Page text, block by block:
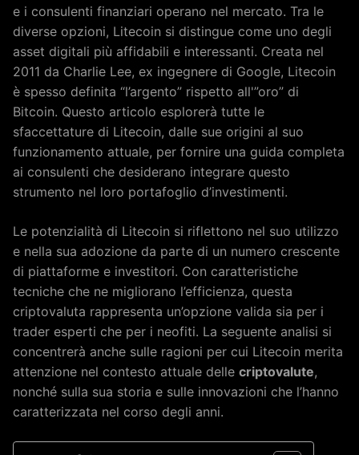
e i consulenti finanziari operano nel mercato. Tra le
diverse opzioni, Litecoin si distingue come uno degli
asset digitali più affidabili e interessanti. Creata nel
2011 da Charlie Lee, ex ingegnere di Google, Litecoin
è spesso definita “l’argento” rispetto all'”oro” di
Bitcoin. Questo articolo esplorerà tutte le
sfaccettature di Litecoin, dalle sue origini al suo
funzionamento attuale, per fornire una guida completa
ai consulenti che desiderano integrare questo
strumento nel loro portafoglio d’investimenti.
Le potenzialità di Litecoin si riflettono nel suo utilizzo
e nella sua adozione da parte di un numero crescente
di piattaforme e investitori. Con caratteristiche
tecniche che ne migliorano l’efficienza, questa
criptovaluta rappresenta un’opzione valida sia per i
trader esperti che per i neofiti. La seguente analisi si
concentrerà anche sulle ragioni per cui Litecoin merita
attenzione nel contesto attuale delle criptovalute,
nonché sulla sua storia e sulle innovazioni che l’hanno
caratterizzata nel corso degli anni.